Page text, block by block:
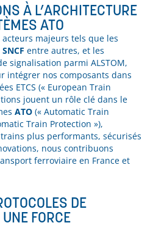
À L’ARCHITECTURE
ATO
majeurs tels que les
entre autres, et les
signalisation parmi ALSTOM,
intégrer nos composants dans
ETCS (« European Train
jouent un rôle clé dans le
ATO (« Automatic Train
Train Protection »),
plus performants, sécurisés
nous contribuons
ferroviaire en France et
DE
FORCE